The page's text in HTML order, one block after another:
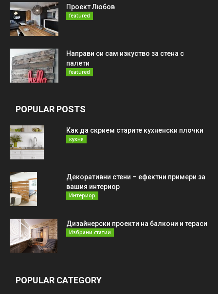
Проект Любов
featured
Направи си сам изкуство за стена с
палети
featured
POPULAR POSTS
Как да скрием старите кухненски плочки
кухня
Декоративни стени – ефектни примери за
вашия интериор
Интериор
Дизайнерски проекти на балкони и тераси
Избрани статии
POPULAR CATEGORY